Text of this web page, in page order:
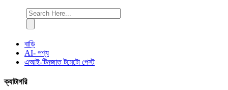
বাড়ি
AI- পণ্য
এআই-টিনজাত টমেটো পেস্ট
ক্যাটাগরি